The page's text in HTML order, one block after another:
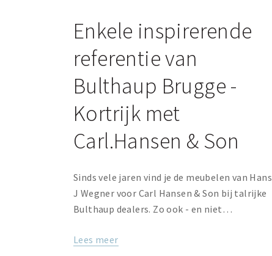
Enkele inspirerende
referentie van
Bulthaup Brugge -
Kortrijk met
Carl.Hansen & Son
Sinds vele jaren vind je de meubelen van Hans
J Wegner voor Carl Hansen & Son bij talrijke
Bulthaup dealers. Zo ook - en niet…
Lees meer